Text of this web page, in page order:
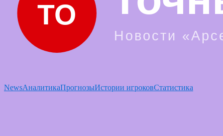
NewsАналитикаПрогнозыИстории игроковСтатистика